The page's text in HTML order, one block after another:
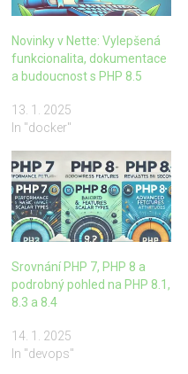
Novinky v Nette: Vylepšená
funkcionalita, dokumentace
a budoucnost s PHP 8.5
13. 1. 2025
In "docker"
Srovnání PHP 7, PHP 8 a
podrobný pohled na PHP 8.1,
8.3 a 8.4
14. 1. 2025
In "devops"